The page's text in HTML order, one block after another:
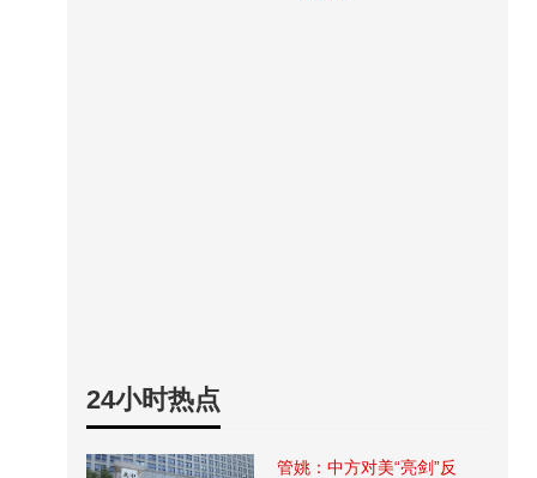
24小时热点
管姚：中方对美“亮剑”反